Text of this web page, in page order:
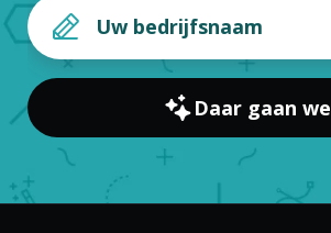
Daar gaan we